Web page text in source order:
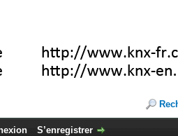
S’enregistrer